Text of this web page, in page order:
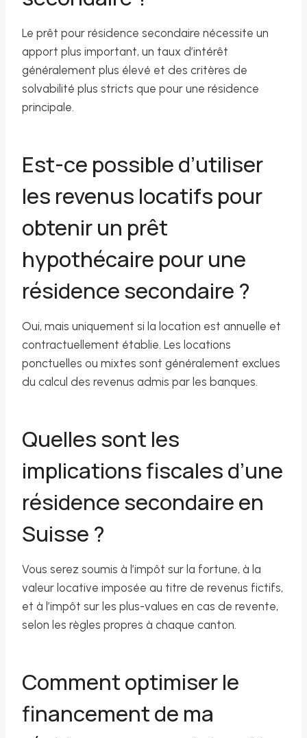
Le prêt pour résidence secondaire nécessite un
apport plus important, un taux d’intérêt
généralement plus élevé et des critères de
solvabilité plus stricts que pour une résidence
principale.
Est-ce possible d’utiliser
les revenus locatifs pour
obtenir un prêt
hypothécaire pour une
résidence secondaire ?
Oui, mais uniquement si la location est annuelle et
contractuellement établie. Les locations
ponctuelles ou mixtes sont généralement exclues
du calcul des revenus admis par les banques.
Quelles sont les
implications fiscales d’une
résidence secondaire en
Suisse ?
Vous serez soumis à l’impôt sur la fortune, à la
valeur locative imposée au titre de revenus fictifs,
et à l’impôt sur les plus-values en cas de revente,
selon les règles propres à chaque canton.
Comment optimiser le
financement de ma